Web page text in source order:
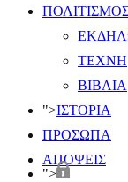
ΤΕΧΝΗ
ΒΙΒΛΙΑ
">ΙΣΤΟΡΙΑ
ΠΡΟΣΩΠΑ
ΑΠΟΨΕΙΣ
">